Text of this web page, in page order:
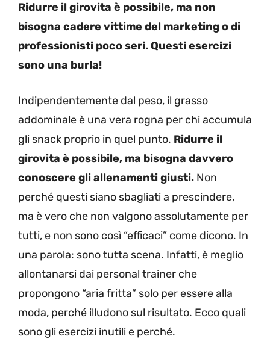
Ridurre il girovita è possibile, ma non
bisogna cadere vittime del marketing o di
professionisti poco seri. Questi esercizi
sono una burla!
Indipendentemente dal peso, il grasso
addominale è una vera rogna per chi accumula
gli snack proprio in quel punto. Ridurre il
girovita è possibile, ma bisogna davvero
conoscere gli allenamenti giusti. Non
perché questi siano sbagliati a prescindere,
ma è vero che non valgono assolutamente per
tutti, e non sono così “efficaci” come dicono. In
una parola: sono tutta scena. Infatti, è meglio
allontanarsi dai personal trainer che
propongono “aria fritta” solo per essere alla
moda, perché illudono sul risultato. Ecco quali
sono gli esercizi inutili e perché.